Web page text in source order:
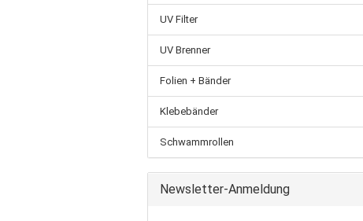
UV Filter
UV Brenner
Folien + Bänder
Klebebänder
Schwammrollen
Newsletter-Anmeldung